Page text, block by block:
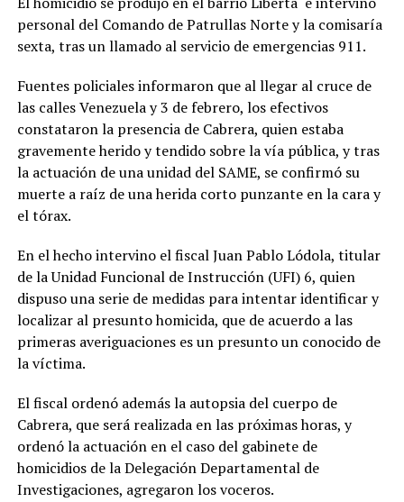
personal del Comando de Patrullas Norte y la comisaría
sexta, tras un llamado al servicio de emergencias 911.
Fuentes policiales informaron que al llegar al cruce de
las calles Venezuela y 3 de febrero, los efectivos
constataron la presencia de Cabrera, quien estaba
gravemente herido y tendido sobre la vía pública, y tras
la actuación de una unidad del SAME, se confirmó su
muerte a raíz de una herida corto punzante en la cara y
el tórax.
En el hecho intervino el fiscal Juan Pablo Lódola, titular
de la Unidad Funcional de Instrucción (UFI) 6, quien
dispuso una serie de medidas para intentar identificar y
localizar al presunto homicida, que de acuerdo a las
primeras averiguaciones es un presunto un conocido de
la víctima.
El fiscal ordenó además la autopsia del cuerpo de
Cabrera, que será realizada en las próximas horas, y
ordenó la actuación en el caso del gabinete de
homicidios de la Delegación Departamental de
Investigaciones, agregaron los voceros.